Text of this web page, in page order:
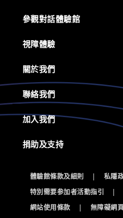
參觀對話體驗館
視障體驗
關於我們
聯絡我們
加入我們
捐助及支持
體驗館條款及細則 | 私隱
特別需要参加者活動指引
|
網站使用條款
| 無障礙網